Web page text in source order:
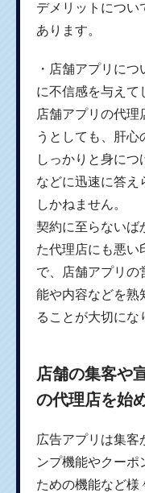
デメリットについ
あります。
・店舗アプリに
に不信感を与えて
店舗アプリの代理
うとしても、肝
しっかりと身につ
などに迅速に答え
しかねません。
契約に至らないば
た代理店にも悪い
で、店舗アプリの
能や内容などを熟
ることが大切にな
店舗の集客や
の代理店を始
広告アプリは集客
ンプ機能やクーポ
ための機能など様